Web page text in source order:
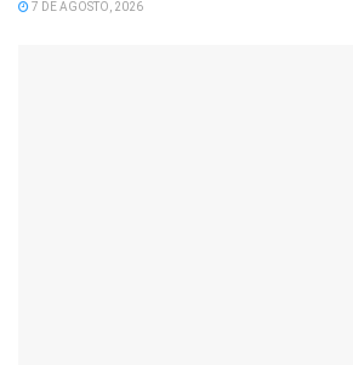
7 DE AGOSTO, 2026